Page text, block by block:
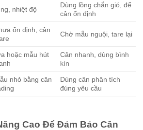
nhiệt độ
Dùng lồng chắn gió, để
cân ổn định
ổn định, cân
Chờ mẫu nguội, tare lại
hoặc mẫu hút
Cân nhanh, dùng bình
kín
nhỏ bằng cân
Dùng cân phân tích
đúng yêu cầu
Cao Để Đảm Bảo Cân